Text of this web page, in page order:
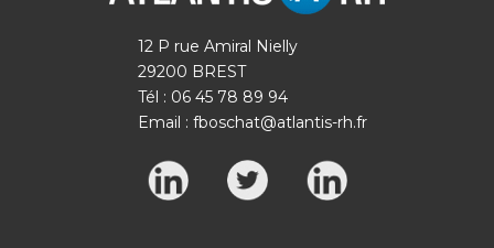
12 P rue Amiral Nielly
29200 BREST
Tél : 06 45 78 89 94
Email : fboschat@atlantis-rh.fr